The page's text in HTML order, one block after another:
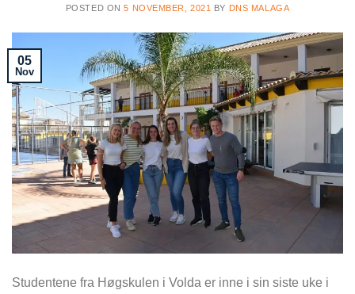
POSTED ON5 NOVEMBER, 2021 BY DNS MALAGA
05
Nov
Studentene fra Høgskulen i Volda er inne i sin siste uke i